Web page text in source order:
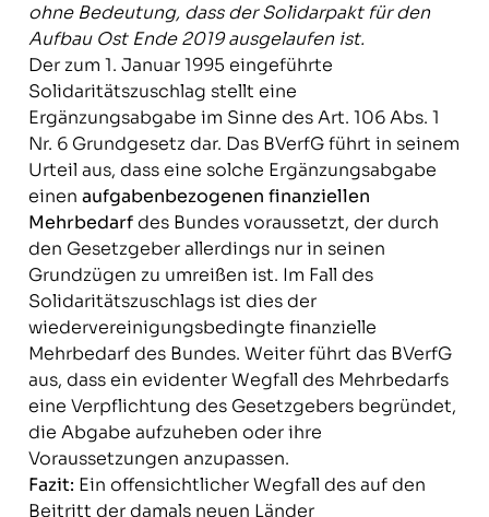
ohne Bedeutung, dass der Solidarpakt für den
Aufbau Ost Ende 2019 ausgelaufen ist.
Der zum 1. Januar 1995 eingeführte
Solidaritätszuschlag stellt eine
Ergänzungsabgabe im Sinne des Art. 106 Abs. 1
Nr. 6 Grundgesetz dar. Das BVerfG führt in seinem
Urteil aus, dass eine solche Ergänzungsabgabe
einen aufgabenbezogenen finanziellen
Mehrbedarfdes Bundes voraussetzt, der durch
den Gesetzgeber allerdings nur in seinen
Grundzügen zu umreißen ist. Im Fall des
Solidaritätszuschlags ist dies der
wiedervereinigungsbedingte finanzielle
Mehrbedarf des Bundes. Weiter führt das BVerfG
aus, dass ein evidenter Wegfall des Mehrbedarfs
eine Verpflichtung des Gesetzgebers begründet,
die Abgabe aufzuheben oder ihre
Voraussetzungen anzupassen.
Fazit: Ein offensichtlicher Wegfall des auf den
Beitritt der damals neuen Länder